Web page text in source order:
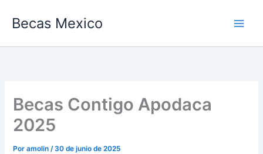
Becas Mexico
Becas Contigo Apodaca
2025
Poramolin/30 de junio de 2025